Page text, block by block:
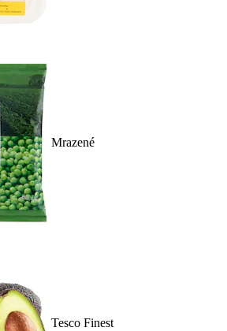
Mrazené
Tesco Finest